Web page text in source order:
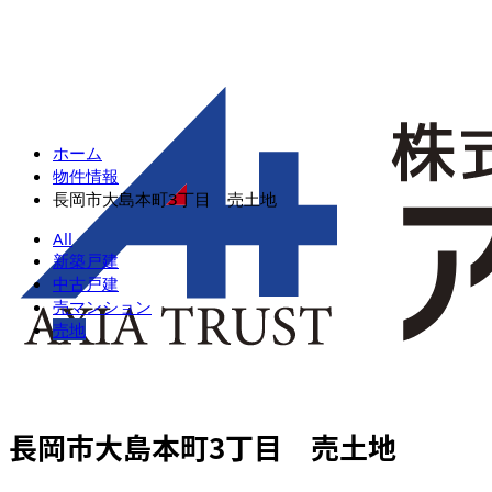
ホーム
物件情報
長岡市大島本町3丁目 売土地
All
新築戸建
中古戸建
売マンション
売地
長岡市大島本町3丁目 売土地